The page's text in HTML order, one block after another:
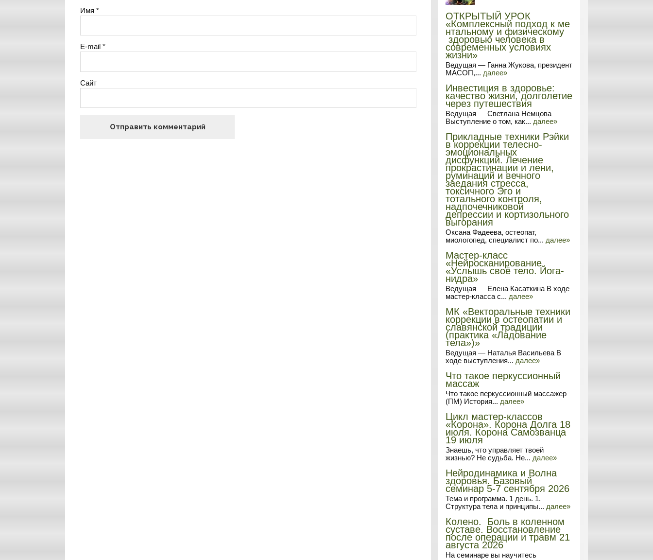
Имя *
E-mail *
Сайт
ОТКРЫТЫЙ УРОК
«Комплексный подход к ме
нтальному и физическому
здоровью человека в
современных условиях
жизни»
Ведущая — Ганна Жукова, президент
МАСОП,...далее»
Инвестиция в здоровье:
качество жизни, долголетие
через путешествия
Ведущая — Светлана Немцова
Выступление о том, как...далее»
Прикладные техники Рэйки
в коррекции телесно-
эмоциональных
дисфункций. Лечение
прокрастинации и лени,
руминаций и вечного
заедания стресса,
токсичного Эго и
тотального контроля,
надпочечниковой
депрессии и кортизольного
выгорания
Оксана Фадеева, остеопат,
миологопед, специалист по...далее»
Мастер-класс
«Нейросканирование
«Услышь своё тело. Йога-
нидра»
Ведущая — Елена Касаткина В ходе
мастер-класса с...далее»
МК «Векторальные техники
коррекции в остеопатии и
славянской традиции
(практика «Ладование
тела»)»
Ведущая — Наталья Васильева В
ходе выступления...далее»
Что такое перкуссионный
массаж
Что такое перкуссионный массажер
(ПМ) История...далее»
Цикл мастер-классов
«Корона». Корона Долга 18
июля. Корона Самозванца
19 июля
Знаешь, что управляет твоей
жизнью? Не судьба. Не...далее»
Нейродинамика и Волна
здоровья. Базовый
семинар 5-7 сентября 2026
Тема и программа. 1 день. 1.
Структура тела и принципы...далее»
Колено. Боль в коленном
суставе. Восстановление
после операции и травм 21
августа 2026
На семинаре вы научитесь